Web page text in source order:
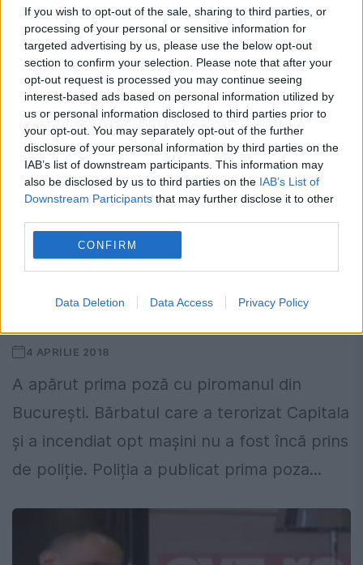
If you wish to opt-out of the sale, sharing to third parties, or
processing of your personal or sensitive information for
targeted advertising by us, please use the below opt-out
section to confirm your selection. Please note that after your
opt-out request is processed you may continue seeing
interest-based ads based on personal information utilized by
us or personal information disclosed to third parties prior to
your opt-out. You may separately opt-out of the further
disclosure of your personal information by third parties on the
IAB’s list of downstream participants. This information may
also be disclosed by us to third parties on the IAB’s List of
Downstream Participants that may further disclose it to other
CONFIRM
Data Deletion Data Access Privacy Policy
10 APRILIE 2018
Ionela Prodan, aflată și acum internată la
spitalul Elias internată din cauza unor
probleme grave de sănătate, a primit în
sfârșit o veste bună. Anamaria și soțul ei,
Laurențiu Reghecampf,...
Breaking News. A apărut PRIMA POZĂ
4 APRILIE 2018
A apărut prima poză cu piromanul din
București. Bărbatul care a terorizat Capitala
și a incendiat opt mașini nu a fost încă prins
de poliție. Poliția a publicat prima poza...